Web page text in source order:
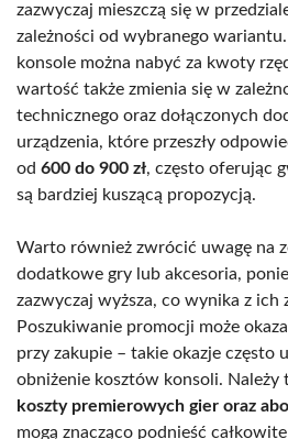
zazwyczaj mieszczą się w
zależności od wybranego
konsole można nabyć za kwoty
wartość także zmienia się w
technicznego oraz dołączonych
urządzenia, które przeszły
od 600 do 900 zł, często oferując
są bardziej kuszącą propozycją.
Warto również zwrócić uwagę na
dodatkowe gry lub akcesoria,
zazwyczaj wyższa, co wynika z ich
Poszukiwanie promocji może
przy zakupie – takie okazje często
obniżenie kosztów konsoli. Należy
koszty premierowych gier oraz
mogą znacząco podnieść